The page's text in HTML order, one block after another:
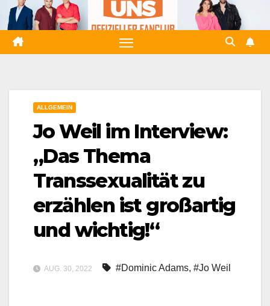
Zum
Inhalt
springen
ALLGEMEIN
Jo Weil im Interview:
„Das Thema
Transsexualität zu
erzählen ist großartig
und wichtig!“
AUG. 30, 2022 #Dominic Adams, #Jo Weil